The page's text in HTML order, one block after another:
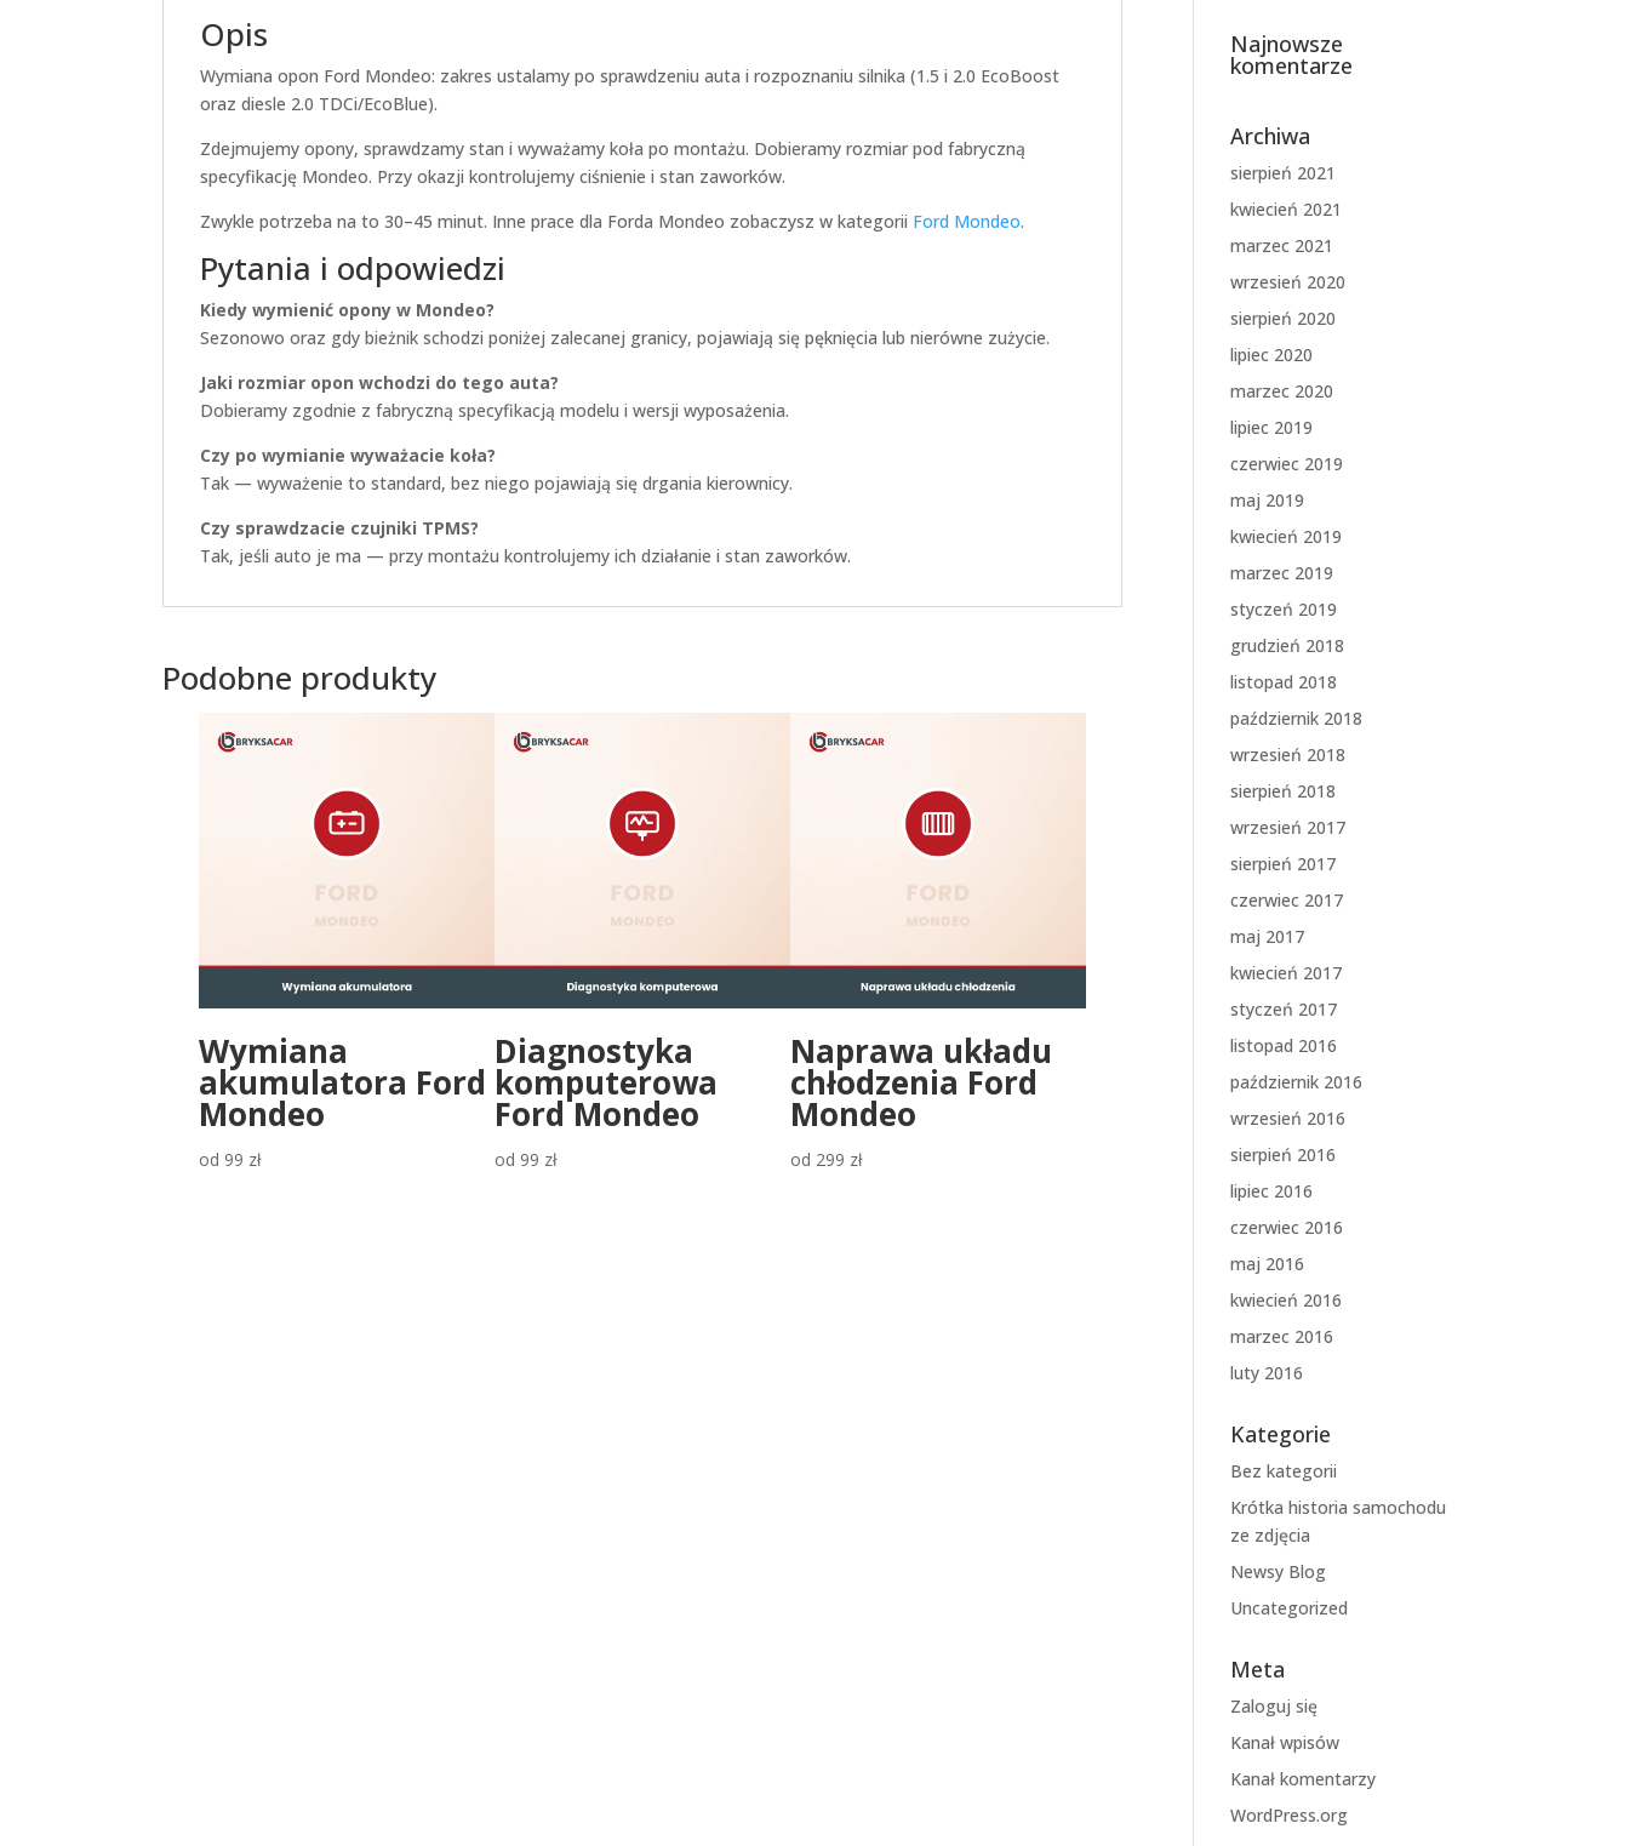
Opis
Wymiana opon Ford Mondeo: zakres ustalamy po sprawdzeniu auta i rozpoznaniu silnika (1.5 i 2.0 EcoBoost
oraz diesle 2.0 TDCi/EcoBlue).
Zdejmujemy opony, sprawdzamy stan i wyważamy koła po montażu. Dobieramy rozmiar pod fabryczną
specyfikację Mondeo. Przy okazji kontrolujemy ciśnienie i stan zaworków.
Zwykle potrzeba na to 30–45 minut. Inne prace dla Forda Mondeo zobaczysz w kategorii Ford Mondeo.
Pytania i odpowiedzi
Kiedy wymienić opony w Mondeo?
Sezonowo oraz gdy bieżnik schodzi poniżej zalecanej granicy, pojawiają się pęknięcia lub nierówne zużycie.
Jaki rozmiar opon wchodzi do tego auta?
Dobieramy zgodnie z fabryczną specyfikacją modelu i wersji wyposażenia.
Czy po wymianie wyważacie koła?
Tak — wyważenie to standard, bez niego pojawiają się drgania kierownicy.
Czy sprawdzacie czujniki TPMS?
Tak, jeśli auto je ma — przy montażu kontrolujemy ich działanie i stan zaworków.
Podobne produkty
Wymiana
akumulatora Ford
Mondeo
od 99 zł
Diagnostyka
komputerowa
Ford Mondeo
od 99 zł
Naprawa układu
chłodzenia Ford
Mondeo
od 299 zł
Najnowsze
komentarze
Archiwa
sierpień 2021
kwiecień 2021
marzec 2021
wrzesień 2020
sierpień 2020
lipiec 2020
marzec 2020
lipiec 2019
czerwiec 2019
maj 2019
kwiecień 2019
marzec 2019
styczeń 2019
grudzień 2018
listopad 2018
październik 2018
wrzesień 2018
sierpień 2018
wrzesień 2017
sierpień 2017
czerwiec 2017
maj 2017
kwiecień 2017
styczeń 2017
listopad 2016
październik 2016
wrzesień 2016
sierpień 2016
lipiec 2016
czerwiec 2016
maj 2016
kwiecień 2016
marzec 2016
luty 2016
Kategorie
Bez kategorii
Krótka historia samochodu
ze zdjęcia
Newsy Blog
Uncategorized
Meta
Zaloguj się
Kanał wpisów
Kanał komentarzy
WordPress.org